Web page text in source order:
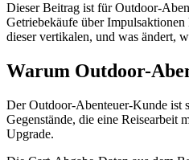
Dieser Beitrag ist für Outdoor-
Getriebekäufe über
dieser vertikalen, und was ändert,
Warum Outdoor-
Der Outdoor-Abenteuer-Kunde ist
Gegenstände, die eine Reisearbeit
Upgrade.